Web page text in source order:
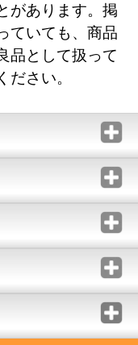
があります。掲
ていても、商品
品として扱って
さい。